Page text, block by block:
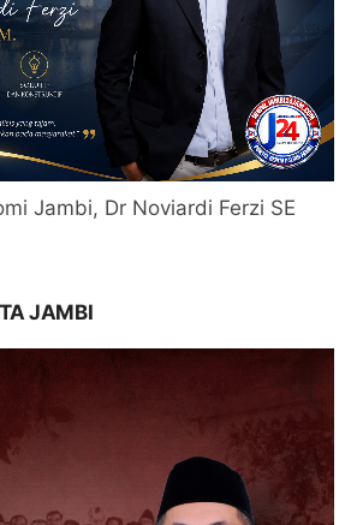
Jambi, Dr Noviardi Ferzi SE
JAMBI